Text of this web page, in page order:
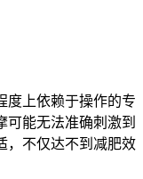
度上依赖于操作的专
可能无法准确刺激到
，不仅达不到减肥效